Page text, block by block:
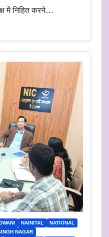
में निहित करने…
NAINITAL
NATIONAL
NAGAR